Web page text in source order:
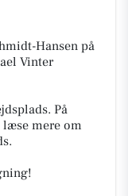
Hansen på
Vinter
På
mere om